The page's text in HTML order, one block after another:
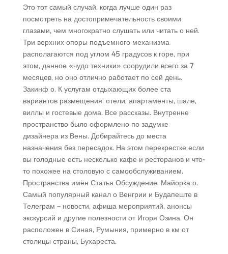
Это тот самый случай, когда лучше один раз
посмотреть на достопримечательность своими
глазами, чем многократно слушать или читать о ней.
Три верхних опоры подъемного механизма
располагаются под углом 45 градусов к горе, при
этом, данное «чудо техники» соорудили всего за 7
месяцев, но оно отлично работает по сей день.
Закинф о. К услугам отдыхающих более ста
вариантов размещения: отели, апартаменты, шале,
виллы и гостевые дома. Все рассказы. Внутренне
пространство было оформлено по задумке
дизайнера из Вены. Добирайтесь до места
назначения без пересадок. На этом перекрестке если
вы голодные есть несколько кафе и ресторанов и что-
то похожее на столовую с самообслуживанием.
Пространства имён Статья Обсуждение. Майорка о.
Самый популярный канал о Венгрии и Будапеште в
Телеграм – новости, афиша мероприятий, анонсы
экскурсий и другие полезности от Игоря Озина. Он
расположен в Синая, Румыния, примерно в км от
столицы страны, Бухареста.